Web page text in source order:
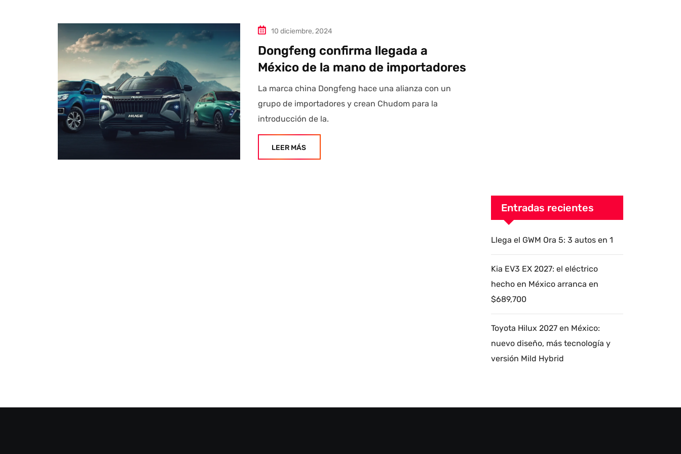
10 diciembre, 2024
Dongfeng confirma llegada a
México de la mano de importadores
La marca china Dongfeng hace una alianza con un
grupo de importadores y crean Chudom para la
introducción de la.
LEER MÁS
Entradas recientes
Llega el GWM Ora 5: 3 autos en 1
Kia EV3 EX 2027: el eléctrico
hecho en México arranca en
$689,700
Toyota Hilux 2027 en México:
nuevo diseño, más tecnología y
versión Mild Hybrid